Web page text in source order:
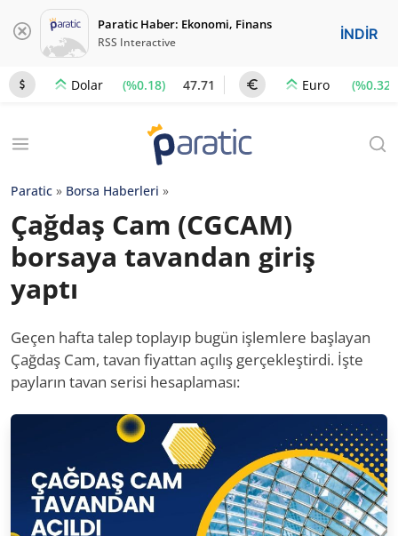
Paratic Haber: Ekonomi, Finans
RSS Interactive İNDİR
Dolar (%0.18) 47.71 Euro (%0.32)
Paratic » Borsa Haberleri »
Çağdaş Cam (CGCAM)
borsaya tavandan giriş
yaptı
Geçen hafta talep toplayıp bugün işlemlere başlayan
Çağdaş Cam, tavan fiyattan açılış gerçekleştirdi. İşte
payların tavan serisi hesaplaması: